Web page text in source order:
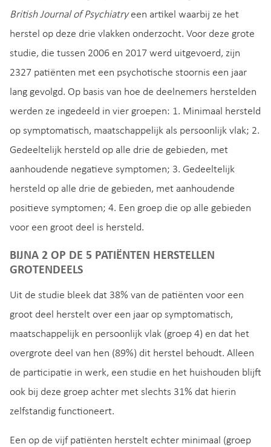
British Journal of Psychiatryeen artikel waarbij ze het
herstel op deze drie vlakken onderzocht. Voor deze grote
studie, die tussen 2006 en 2017 werd uitgevoerd, zijn
2327 patiënten met een psychotische stoornis een jaar
lang gevolgd. Op basis van hoe de deelnemers herstelden
werden ze ingedeeld in vier groepen: 1. Minimaal hersteld
op symptomatisch, maatschappelijk als persoonlijk vlak; 2.
Gedeeltelijk hersteld op alle drie de gebieden, met
aanhoudende negatieve symptomen; 3. Gedeeltelijk
hersteld op alle drie de gebieden, met aanhoudende
positieve symptomen; 4. Een groep die op alle gebieden
voor een groot deel is hersteld.
BIJNA 2 OP DE 5 PATIËNTEN HERSTELLEN
GROTENDEELS
Uit de studie bleek dat 38% van de patiënten voor een
groot deel herstelt over een jaar op symptomatisch,
maatschappelijk en persoonlijk vlak (groep 4) en dat het
overgrote deel van hen (89%) dit herstel behoudt. Alleen
de participatie in werk, een studie en het huishouden blijft
ook bij deze groep achter met slechts 31% dat hierin
zelfstandig functioneert.
Een op de vijf patiënten herstelt echter minimaal (groep